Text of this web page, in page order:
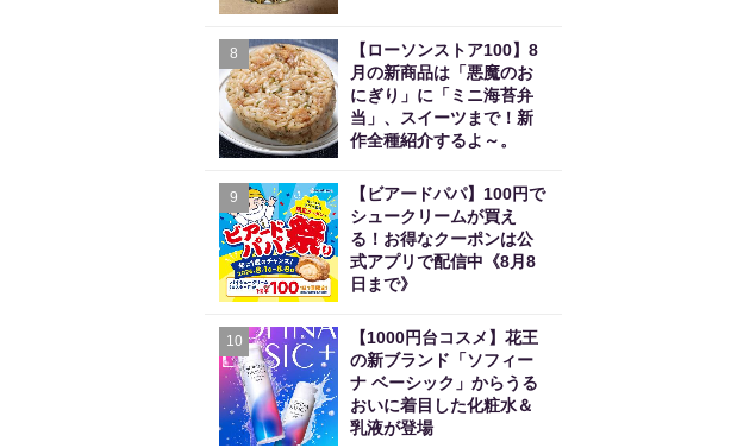
8
【ローソンストア100】8
月の新商品は「悪魔のお
にぎり」に「ミニ海苔弁
当」、スイーツまで！新
作全種紹介するよ～。
9
【ビアードパパ】100円で
シュークリームが買え
る！お得なクーポンは公
式アプリで配信中《8月8
日まで》
10
【1000円台コスメ】花王
の新ブランド「ソフィー
ナ ベーシック」からうる
おいに着目した化粧水＆
乳液が登場